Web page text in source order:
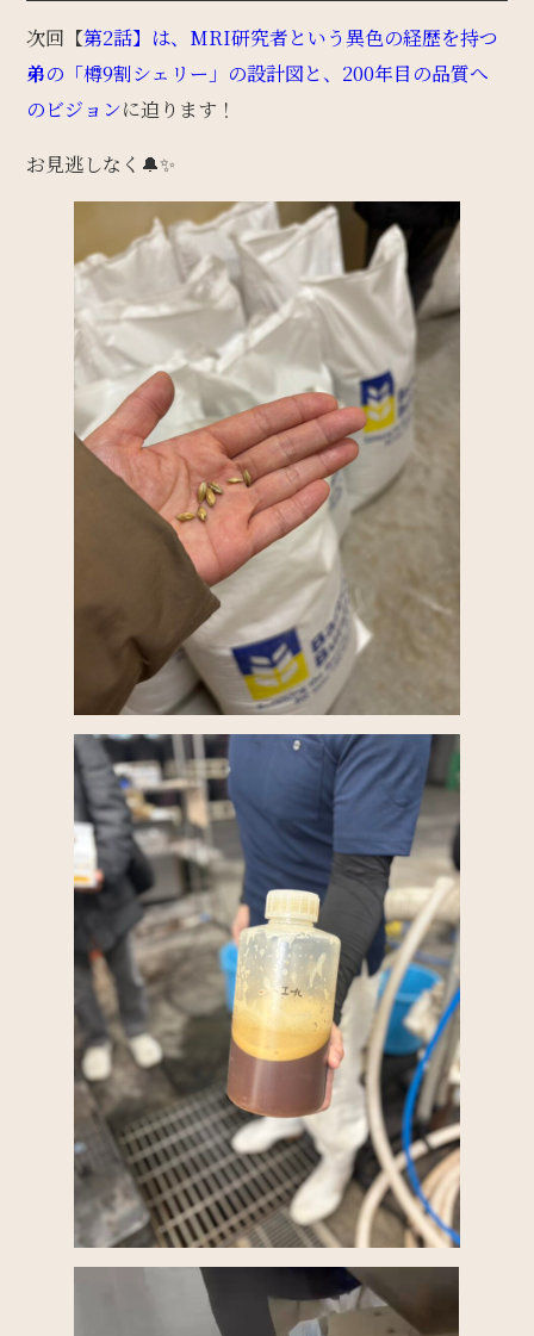
次回【第2話】は、MRI研究者という異色の経歴を持つ
弟の「樽9割シェリー」の設計図と、200年目の品質へ
のビジョンに迫ります！
お見逃しなく🔔✨